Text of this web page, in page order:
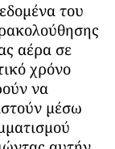
του
αέρα σε
χρόνο
να
μέσω